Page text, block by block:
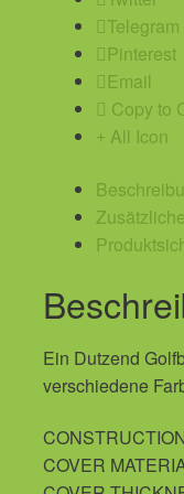
Telegram
Pinterest
Email
Copy to
All Icon
Ein Dutzend
verschiedene
COVER